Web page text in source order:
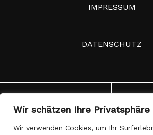
Wir schätzen Ihre Privatsphäre
Wir verwenden Cookies, um Ihr
IMPRESSUM
DATENSCHUTZ
03.10.2026